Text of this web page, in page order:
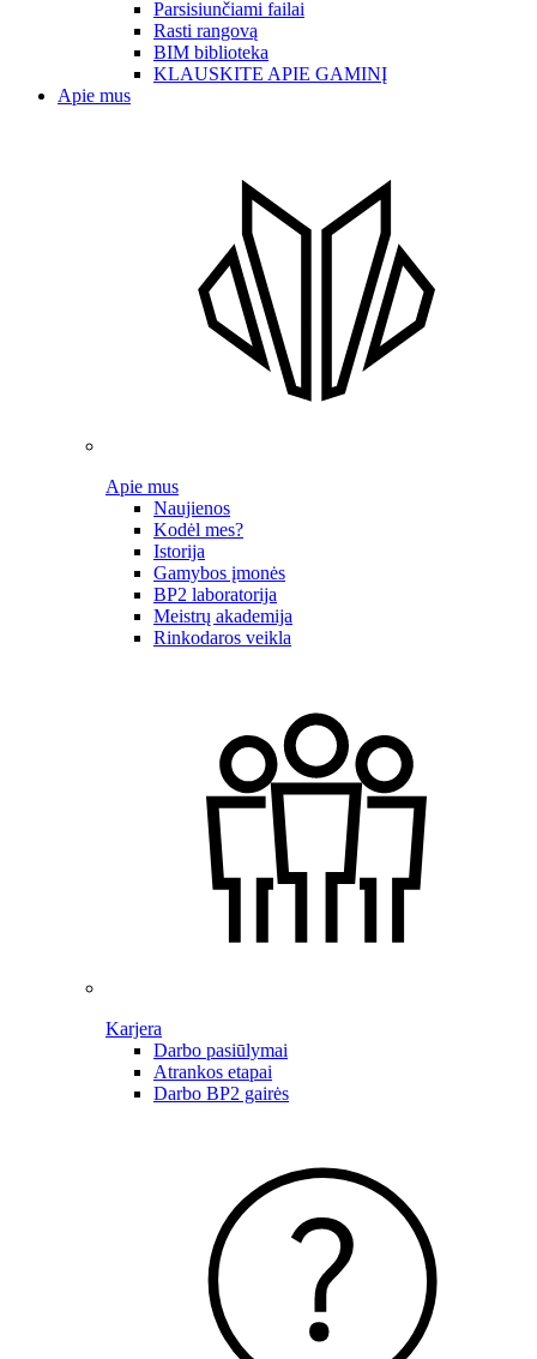
Parsisiunčiami failai
Rasti rangovą
BIM biblioteka
KLAUSKITE APIE GAMINĮ
Apie mus
Apie mus
Naujienos
Kodėl mes?
Istorija
Gamybos įmonės
BP2 laboratorija
Meistrų akademija
Rinkodaros veikla
Karjera
Darbo pasiūlymai
Atrankos etapai
Darbo BP2 gairės